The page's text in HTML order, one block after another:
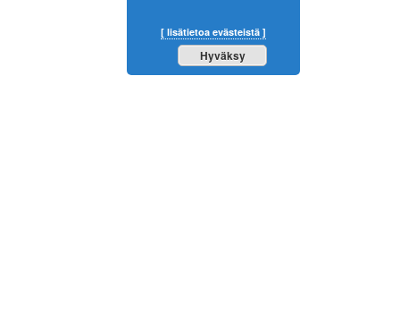
[ lisätietoa evästeistä ]
Hyväksy